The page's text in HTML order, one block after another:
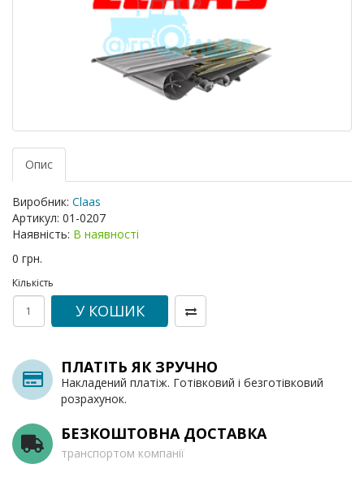
Опис
Виробник: Claas
Артикул: 01-0207
Наявність: В наявності
0 грн.
Кількість
У КОШИК
ПЛАТІТЬ ЯК ЗРУЧНО
Накладений платіж. Готівковий і безготівковий
розрахунок.
БЕЗКОШТОВНА ДОСТАВКА
транспортом компанії